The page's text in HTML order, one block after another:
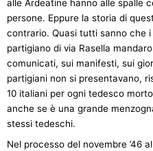
alle Ardeatine hanno alle spalle
persone. Eppure la storia di
contrario. Quasi tutti sanno che
partigiano di via Rasella
comunicati, sui manifesti, sui
partigiani non si presentavano,
10 italiani per ogni tedesco
anche se è una grande
stessi tedeschi.
Nel processo del novembre ’46